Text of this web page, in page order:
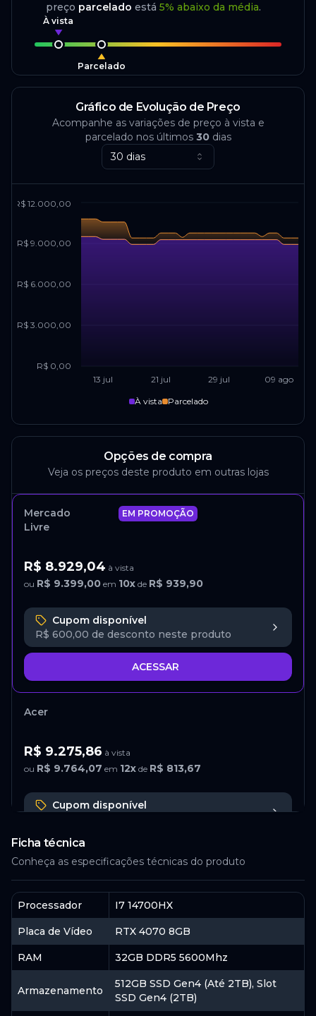
preço parcelado está 5% abaixo da média.
À vista
Parcelado
Gráfico de Evolução de Preço
Acompanhe as variações de preço à vista e
parcelado nos últimos 30dias
30 dias
13 jul 21 jul 29 jul 09 ago
R$ 0,00
R$ 3.000,00
R$ 6.000,00
R$ 9.000,00
R$ 12.000,00
À vista Parcelado
Opções de compra
Veja os preços deste produto em outras lojas
Mercado
Livre
EM PROMOÇÃO
R$ 8.929,04 à vista
ou R$ 9.399,00 em 10x de R$ 939,90
Cupom disponível
R$ 600,00 de desconto neste produto
ACESSAR
Acer
R$ 9.275,86 à vista
ou R$ 9.764,07 em 12x de R$ 813,67
Cupom disponível
Amazon
Indisponível
ACESSAR
Ficha técnica
Conheça as especificações técnicas do produto
Processador I7 14700HX
Placa de Vídeo RTX 4070 8GB
RAM 32GB DDR5 5600Mhz
Armazenamento
512GB SSD Gen4 (Até 2TB), Slot
SSD Gen4 (2TB)